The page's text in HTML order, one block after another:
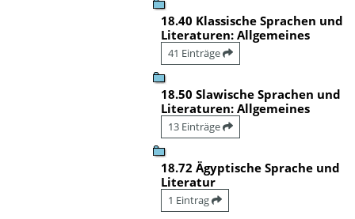
18.40 Klassische Sprachen und
Literaturen: Allgemeines
41 Einträge
18.50 Slawische Sprachen und
Literaturen: Allgemeines
13 Einträge
18.72 Ägyptische Sprache und
Literatur
1 Eintrag